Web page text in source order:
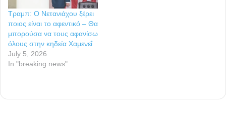
Τραμπ: Ο Νετανιάχου ξέρει
ποιος είναι το αφεντικό – Θα
μπορούσα να τους αφανίσω
όλους στην κηδεία Χαμενεΐ
July 5, 2026
In "breaking news"